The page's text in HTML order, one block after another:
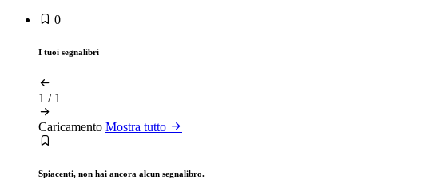
0
I tuoi segnalibri
1 / 1
Caricamento Mostra tutto
Spiacenti, non hai ancora alcun segnalibro.